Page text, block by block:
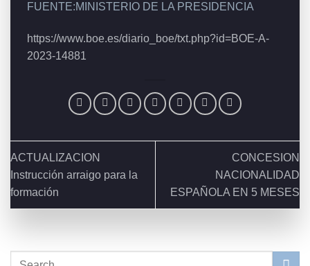
FUENTE:MINISTERIO DE LA PRESIDENCIA
https://www.boe.es/diario_boe/txt.php?id=BOE-A-
2023-14881
ACTUALIZACION
Instrucción arraigo para la
formación
CONCESION
NACIONALIDAD
ESPAÑOLA EN 5 MESES